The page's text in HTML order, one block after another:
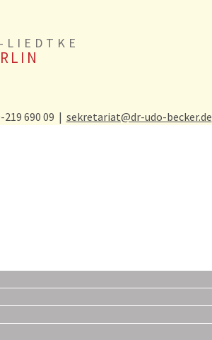
LIEDTKE
690 09 | sekretariat@dr-udo-becker.de